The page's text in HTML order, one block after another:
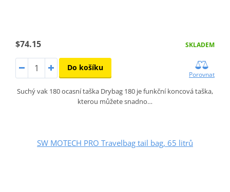
$74.15 SKLADEM
Do košíku
Porovnat
Suchý vak 180 ocasní taška Drybag 180 je funkční koncová taška,
kterou můžete snadno…
SW MOTECH PRO Travelbag tail bag, 65 litrů